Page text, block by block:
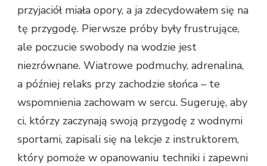
przyjaciół miała opory, a ja zdecydowałem się na
tę przygodę. Pierwsze próby były frustrujące,
ale poczucie swobody na wodzie jest
niezrównane. Wiatrowe podmuchy, adrenalina,
a później relaks przy zachodzie słońca – te
wspomnienia zachowam w sercu. Sugeruję, aby
ci, którzy zaczynają swoją przygodę z wodnymi
sportami, zapisali się na lekcje z instruktorem,
który pomoże w opanowaniu techniki i zapewni